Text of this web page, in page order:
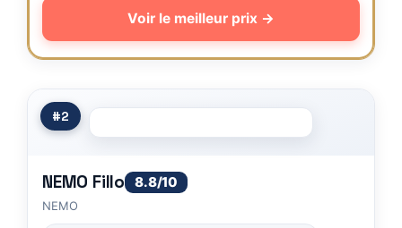
Voir le meilleur prix →
#2
NEMO Fillo 8.8/10
NEMO